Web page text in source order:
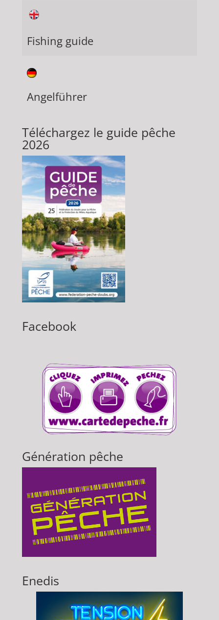
Fishing guide
Angelführer
Téléchargez le guide pêche
2026
Facebook
Génération pêche
Enedis